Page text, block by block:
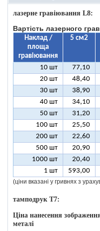
лазерне гравіювання L8:
Вартість лазерного
Наклад /
площа
гравіювання
5 см2
10 шт 77,10
20 шт
48,40
30 шт
38,90
40 шт
34,10
50 шт
31,20
100 шт
25,50
200 шт
22,60
500 шт
20,90
1000 шт
20,40
1 шт
593,00
(ціни вказані у гривнях з
тамподрук T7:
Ціна нанесення
металі